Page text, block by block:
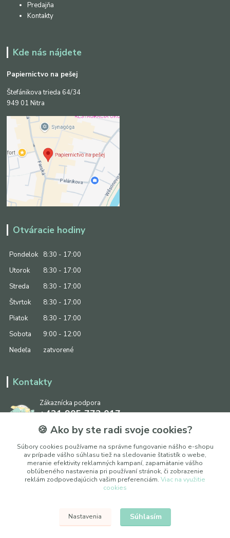
Predajňa
Kontakty
Kde nás nájdete
Papiernictvo na pešej
Štefánikova trieda 64/34
949 01 Nitra
Otváracie hodiny
Pondelok
8:30 - 17:00
Utorok
8:30 - 17:00
Streda
8:30 - 17:00
Štvrtok
8:30 - 17:00
Piatok
8:30 - 17:00
Sobota
9:00 - 12:00
Nedeľa
zatvorené
Kontakty
Zákaznícka podpora
+421 905 773 017
(Po-Pia, 8:30 - 17:00, So: 9:00 - 12:00)
info@ipapier.sk
Upraviť nastavenia cookies
🍪 Ako by ste radi svoje cookies?
Súbory cookies používame na správne fungovanie nášho e-shopu
av prípade vášho súhlasu tiež na sledovanie štatistík o webe,
meranie efektivity reklamných kampaní, zapamätanie vášho
obľúbeného nastavenia pri používaní stránok, či zobrazenie
reklám zodpovedajúcich vašim preferenciám. Viac na využitie
cookies
Nastavenia Súhlasím